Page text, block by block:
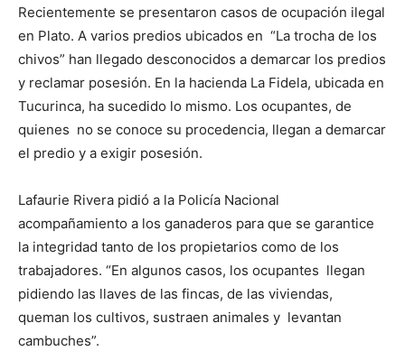
Recientemente se presentaron casos de ocupación ilegal
en Plato. A varios predios ubicados en “La trocha de los
chivos” han llegado desconocidos a demarcar los predios
y reclamar posesión. En la hacienda La Fidela, ubicada en
Tucurinca, ha sucedido lo mismo. Los ocupantes, de
quienes no se conoce su procedencia, llegan a demarcar
el predio y a exigir posesión.
Lafaurie Rivera pidió a la Policía Nacional
acompañamiento a los ganaderos para que se garantice
la integridad tanto de los propietarios como de los
trabajadores. “En algunos casos, los ocupantes llegan
pidiendo las llaves de las fincas, de las viviendas,
queman los cultivos, sustraen animales y levantan
cambuches”.